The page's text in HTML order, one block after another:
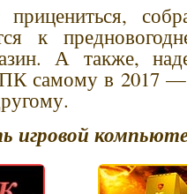
к
А также,
ПК самому в 2017
игровой